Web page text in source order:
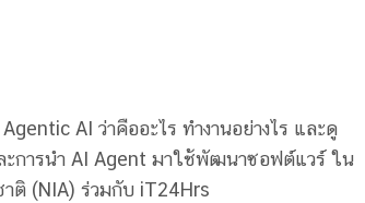
AI ว่าคืออะไร ทำงานอย่างไร และดู
ะการนำ AI Agent มาใช้พัฒนาซอฟต์แวร์ ใน
ติ (NIA) ร่วมกับ iT24Hrs